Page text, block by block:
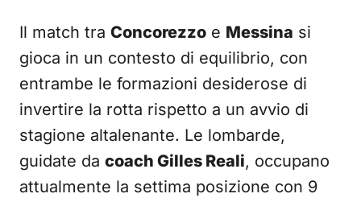
Il match tra Concorezzo e Messina si
gioca in un contesto di equilibrio, con
entrambe le formazioni desiderose di
invertire la rotta rispetto a un avvio di
stagione altalenante. Le lombarde,
guidate da coach Gilles Reali, occupano
attualmente la settima posizione con 9